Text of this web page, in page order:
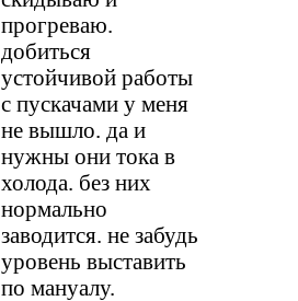
прогреваю.
добиться
устойчивой работы
с пускачами у меня
не вышло. да и
нужны они тока в
холода. без них
нормально
заводится. не забудь
уровень выставить
по мануалу.